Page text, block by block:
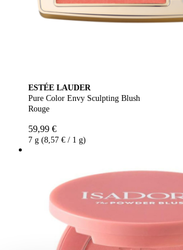
ESTÉE LAUDER
Pure Color Envy Sculpting Blush
Rouge
59,99 €
7 g (8,57 € / 1 g)